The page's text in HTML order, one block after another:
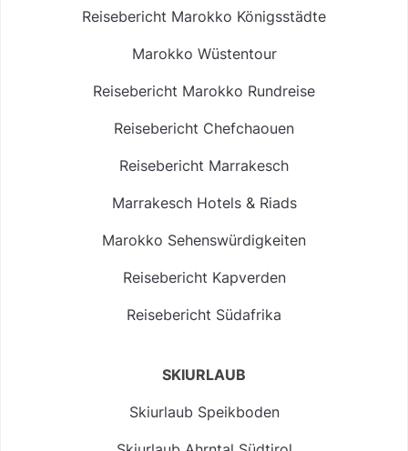
Reisebericht Marokko Königsstädte
Marokko Wüstentour
Reisebericht Marokko Rundreise
Reisebericht Chefchaouen
Reisebericht Marrakesch
Marrakesch Hotels & Riads
Marokko Sehenswürdigkeiten
Reisebericht Kapverden
Reisebericht Südafrika
SKIURLAUB
Skiurlaub Speikboden